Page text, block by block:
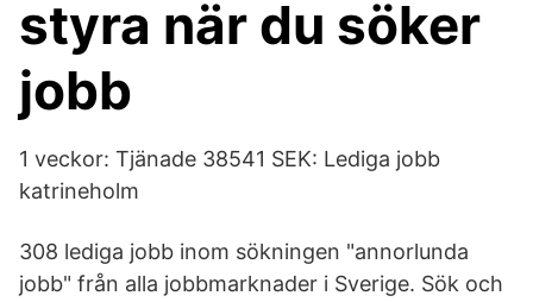
styra när du söker
jobb
1 veckor: Tjänade 38541 SEK: Lediga jobb
katrineholm
308 lediga jobb inom sökningen "annorlunda
jobb" från alla jobbmarknader i Sverige. Sök och